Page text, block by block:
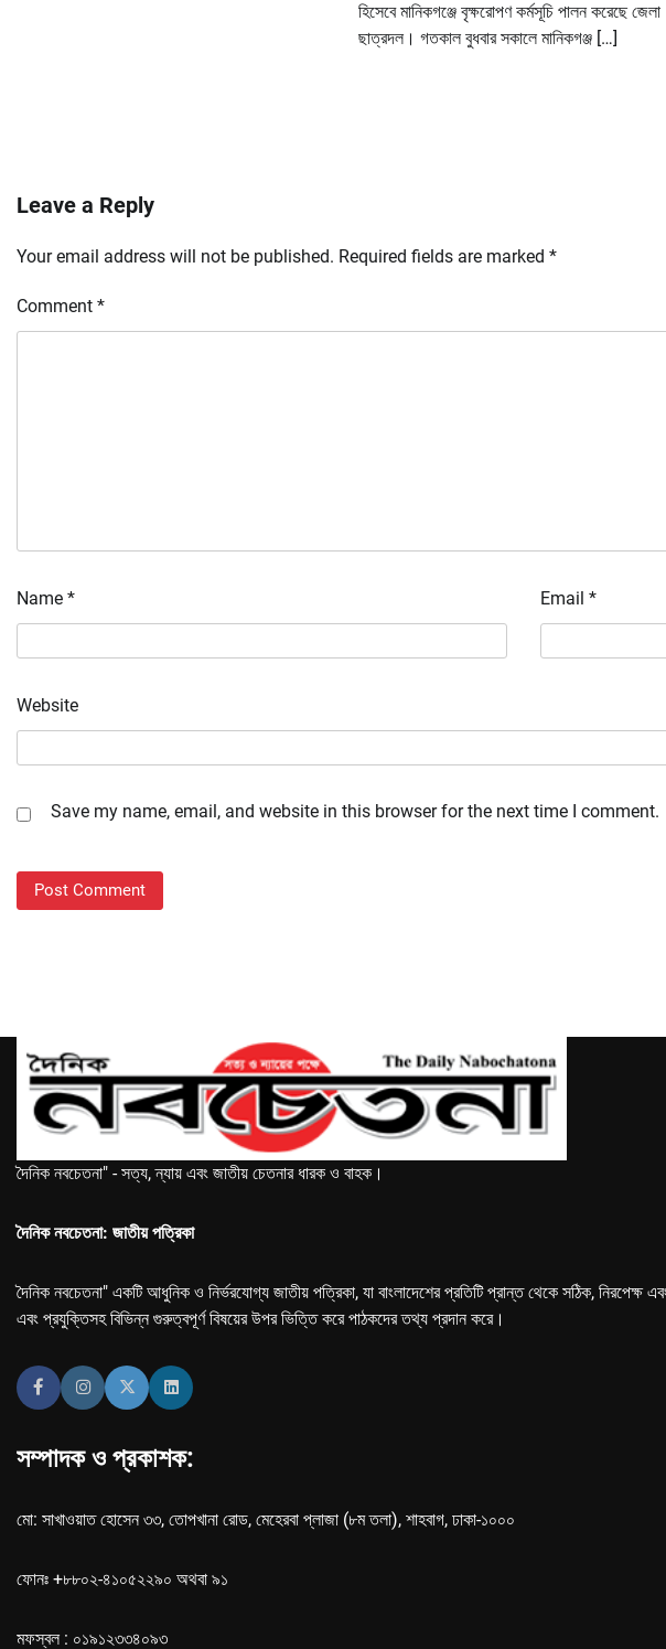
হিসেবে মানিকগঞ্জে বৃক্ষরোপণ কর্মসূচি পালন করেছে জেলা
ছাত্রদল। গতকাল বুধবার সকালে মানিকগঞ্জ […]
Leave a Reply
Your email address will not be published. Required fields are marked *
Comment *
Name * Email *
Website
Save my name, email, and website in this browser for the next time I comment.
দৈনিক নবচেতনা" - সত্য, ন্যায় এবং জাতীয় চেতনার ধারক ও বাহক।
দৈনিক নবচেতনা: জাতীয় পত্রিকা
দৈনিক নবচেতনা" একটি আধুনিক ও নির্ভরযোগ্য জাতীয় পত্রিকা, যা বাংলাদেশের প্রতিটি প্রান্ত থেকে সঠিক, নিরপেক্ষ
এবং প্রযুক্তিসহ বিভিন্ন গুরুত্বপূর্ণ বিষয়ের উপর ভিত্তি করে পাঠকদের তথ্য প্রদান করে।
সম্পাদক ও প্রকাশক:
মো: সাখাওয়াত হোসেন ৩৩, তোপখানা রোড, মেহেরবা প্লাজা (৮ম তলা), শাহবাগ, ঢাকা-১০০০
ফোনঃ +৮৮০২-৪১০৫২২৯০ অথবা ৯১
মফস্বল : ০১৯১২৩৩৪০৯৩